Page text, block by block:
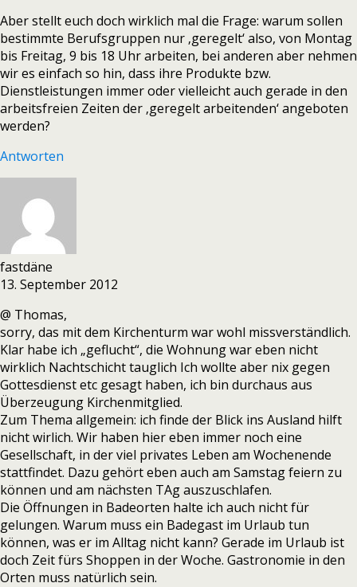
Aber stellt euch doch wirklich mal die Frage: warum sollen
bestimmte Berufsgruppen nur ‚geregelt‘ also, von Montag
bis Freitag, 9 bis 18 Uhr arbeiten, bei anderen aber nehmen
wir es einfach so hin, dass ihre Produkte bzw.
Dienstleistungen immer oder vielleicht auch gerade in den
arbeitsfreien Zeiten der ‚geregelt arbeitenden‘ angeboten
werden?
Antworten
fastdäne
13. September 2012
@ Thomas,
sorry, das mit dem Kirchenturm war wohl missverständlich.
Klar habe ich „geflucht“, die Wohnung war eben nicht
wirklich Nachtschicht tauglich Ich wollte aber nix gegen
Gottesdienst etc gesagt haben, ich bin durchaus aus
Überzeugung Kirchenmitglied.
Zum Thema allgemein: ich finde der Blick ins Ausland hilft
nicht wirlich. Wir haben hier eben immer noch eine
Gesellschaft, in der viel privates Leben am Wochenende
stattfindet. Dazu gehört eben auch am Samstag feiern zu
können und am nächsten TAg auszuschlafen.
Die Öffnungen in Badeorten halte ich auch nicht für
gelungen. Warum muss ein Badegast im Urlaub tun
können, was er im Alltag nicht kann? Gerade im Urlaub ist
doch Zeit fürs Shoppen in der Woche. Gastronomie in den
Orten muss natürlich sein.